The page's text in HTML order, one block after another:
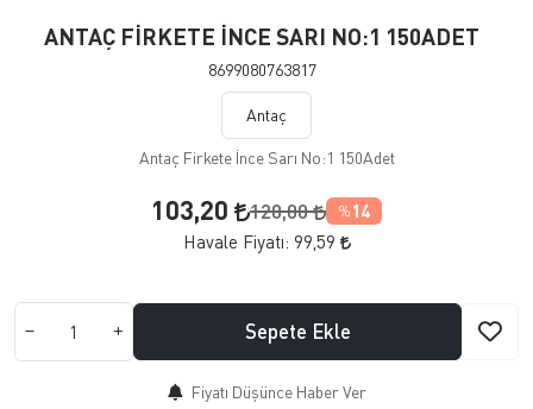
ANTAÇ FİRKETE İNCE SARI NO:1 150ADET
8699080763817
Antaç
Antaç Firkete İnce Sarı No:1 150Adet
103,20 120,00 % 14
Havale Fiyatı: 99,59
Sepete Ekle
Fiyatı Düşünce Haber Ver